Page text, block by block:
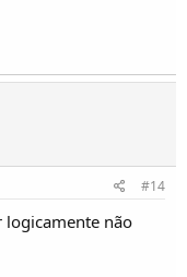
#14
logicamente não